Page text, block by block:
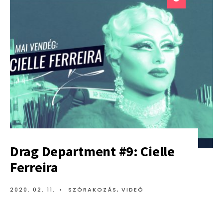
NAPI
Drag Department #9: Cielle
Ferreira
2020. 02. 11. • SZÓRAKOZÁS, VIDEÓ